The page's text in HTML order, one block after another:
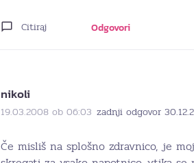
Citiraj Odgovori
nikoli
19.03.2008 ob 06:03 zadnji odgovor
Če misliš na splošno zdravnico, je